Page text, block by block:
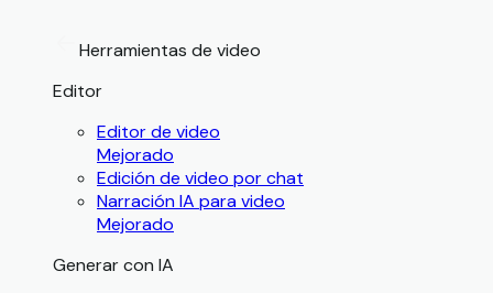
Herramientas de video
Editor
Editor de video
Mejorado
Edición de video por chat
Narración IA para video
Mejorado
Generar con IA